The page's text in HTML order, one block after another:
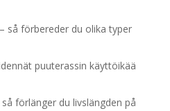
så förbereder du olika typer
puuterassin käyttöikää
förlänger du livslängden på